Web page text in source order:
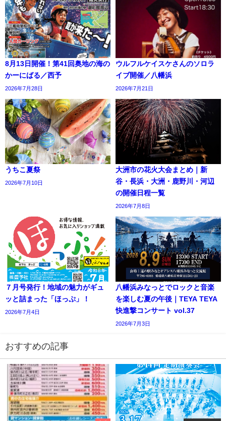
8月13日開催！第41回奥地の海の
かーにばる／西予
2026年7月28日
ウルフルケイスケさんのソロラ
イブ開催／八幡浜
2026年7月21日
うちこ夏祭
2026年7月10日
大洲市の花火大会まとめ｜新
谷・長浜・大洲・鹿野川・河辺
の開催日程一覧
2026年7月8日
７月号発行！地域の魅力がギュ
ッと詰まった「ほっぷ」！
2026年7月4日
八幡浜みなっとでロックと音楽
を楽しむ夏の午後｜TEYA TEYA
快進撃コンサート vol.37
2026年7月3日
おすすめの記事